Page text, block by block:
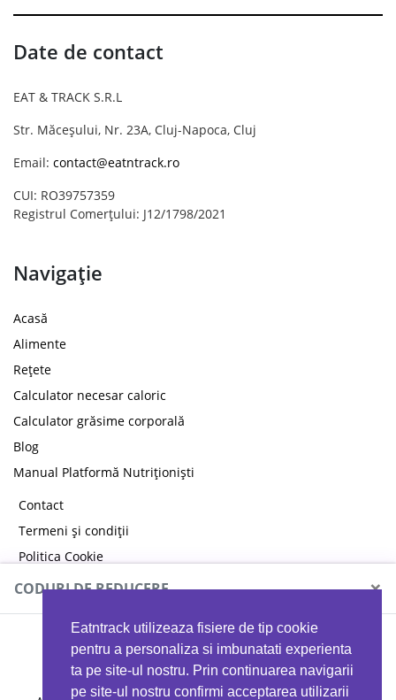
Eatntrack utilizeaza fisiere de tip cookie
pentru a personaliza si imbunatati experienta
ta pe site-ul nostru. Prin continuarea navigarii
pe site-ul nostru confirmi acceptarea utilizarii
Date de contact
EAT & TRACK S.R.L
Str. Măceșului, Nr. 23A, Cluj-Napoca, Cluj
Email: contact@eatntrack.ro
CUI: RO39757359
Registrul Comerțului: J12/1798/2021
Navigație
Acasă
Alimente
Rețete
Calculator necesar caloric
Calculator grăsime corporală
Blog
Manual Platformă Nutriționiști
Contact
Termeni și condiții
Politica Cookie
Politica de confidențialitate
CODURI DE REDUCERE ×
MYPROTEIN